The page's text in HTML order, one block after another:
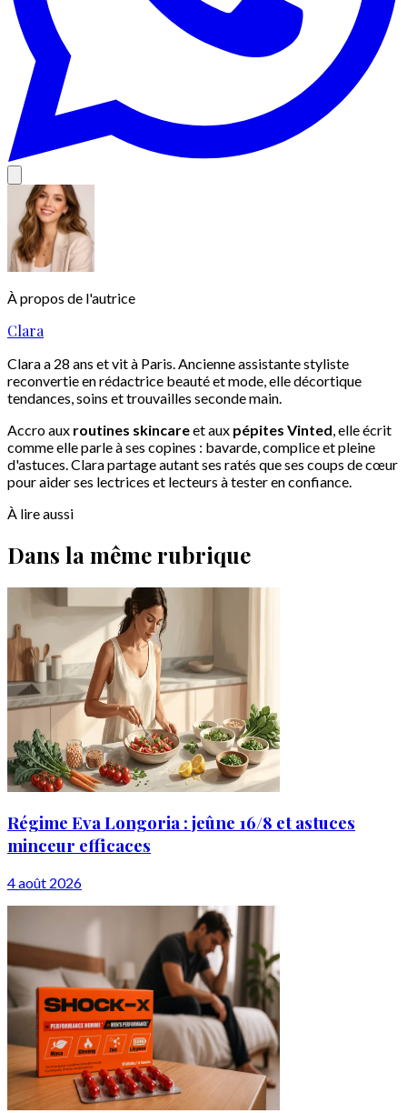
À propos de l'autrice
Clara
Clara a 28 ans et vit à Paris. Ancienne assistante styliste
reconvertie en rédactrice beauté et mode, elle décortique
tendances, soins et trouvailles seconde main.
Accro aux routines skincareet aux pépites Vinted, elle écrit
comme elle parle à ses copines : bavarde, complice et pleine
d'astuces. Clara partage autant ses ratés que ses coups de cœur
pour aider ses lectrices et lecteurs à tester en confiance.
À lire aussi
Dans la même rubrique
Régime Eva Longoria : jeûne 16/8 et astuces
minceur efficaces
4 août 2026